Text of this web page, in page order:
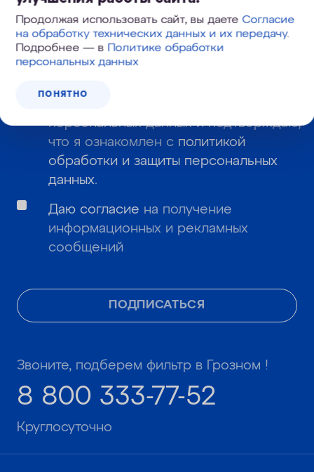
Продолжая использовать сайт, вы даетеСогласие
на обработку технических данных и их передачу.
Подробнее — в Политике обработки
персональных данных
ПОНЯТНО
Узнайте первым о новинках и новостях:
ПОДПИСАТЬСЯ
персональных данных и подтверждаю,
что я ознакомлен с политикой
обработки и защиты персональных
данных.
Даю согласие на получение
информационных и рекламных
сообщений
Звоните, подберем фильтр в Грозном !
8 800 333-77-52
Круглосуточно